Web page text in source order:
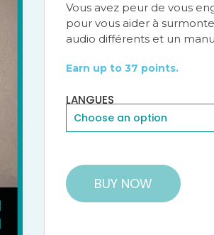
Vous avez peur de vous
pour vous aider à
audio différents et un
Earn up to 37 points.
LANGUES
BUY NOW